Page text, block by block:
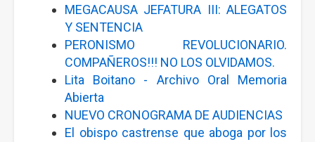
MEGACAUSA JEFATURA III: ALEGATOS
Y SENTENCIA
PERONISMO REVOLUCIONARIO.
COMPAÑEROS!!! NO LOS OLVIDAMOS.
Lita Boitano - Archivo Oral Memoria
Abierta
NUEVO CRONOGRAMA DE AUDIENCIAS
El obispo castrense que aboga por los